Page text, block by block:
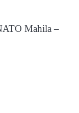
Mahila –